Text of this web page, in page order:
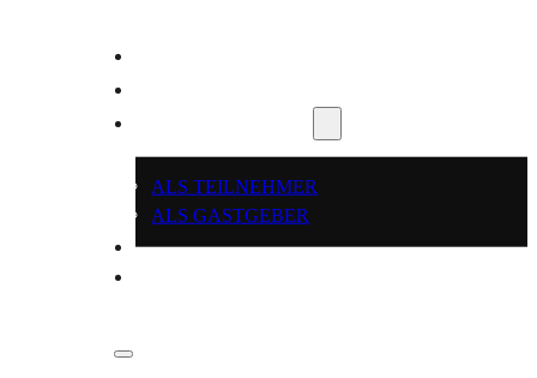
ALS TEILNEHMER
ALS GASTGEBER
LOGIN